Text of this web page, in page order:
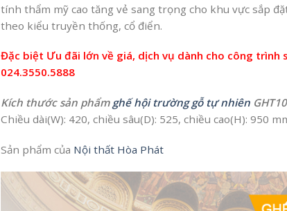
tính thẩm mỹ cao tăng vẻ sang trọng cho khu vực sắp
theo kiểu truyền thống, cổ điển.
Đặc biệt Ưu đãi lớn về giá, dịch vụ dành cho công trình
024.3550.5888
Kích thước sản phẩm ghế hội trường gỗ tự nhiên
Chiều dài(W): 420, chiều sâu(D): 525, chiều cao(H): 950
Sản phẩm của Nội thất Hòa Phát